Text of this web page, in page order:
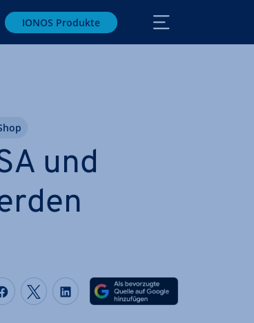
IONOS Produkte
und
Auf Facebook teilen
Auf Twitter teilen
Auf LinkedIn teilen